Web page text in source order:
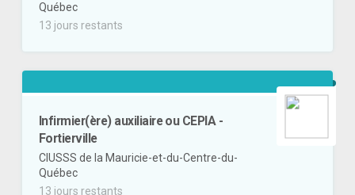
Québec
13 jours restants
Infirmier(ère) auxiliaire ou CEPIA -
Fortierville
CIUSSS de la Mauricie-et-du-Centre-du-
Québec
13 jours restants